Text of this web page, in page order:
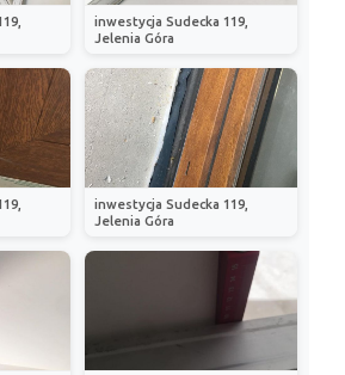
inwestycja Sudecka 119,
Jelenia Góra
inwestycja Sudecka 119,
Jelenia Góra